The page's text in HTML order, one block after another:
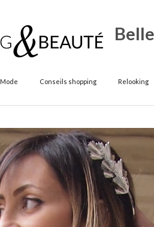
Mode Conseils shopping Relooking